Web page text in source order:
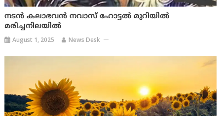
നടൻ കലാഭവൻ നവാസ് ഹോട്ടൽ മുറിയിൽ
മരിച്ചനിലയിൽ
August 1, 2025 News Desk